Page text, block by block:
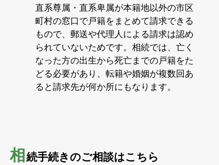
直系尊属・直系卑属が本籍地以外の市区
町村の窓口で戸籍をまとめて請求できる
もので、郵送や代理人による請求は認め
られていないためです。相続では、亡く
なった方の出生から死亡までの戸籍をた
どる必要があり、転籍や婚姻が複数回あ
ると請求先が何か所にもなります。
相 続手続きのご相談はこちら